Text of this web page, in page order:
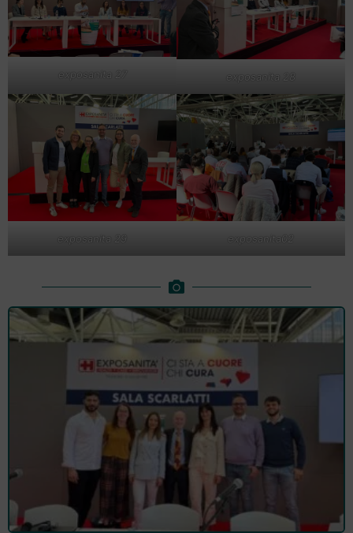
exposanita 27 exposanita 28
exposanita 29 exposanita02